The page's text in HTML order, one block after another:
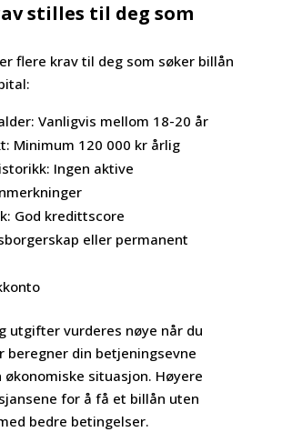
stilles til deg som
flere krav til deg som søker billån
Vanligvis mellom 18-20 år
Minimum 120 000 kr årlig
Ingen aktive
God kredittscore
eller permanent
utgifter vurderes nøye når du
beregner din betjeningsevne
økonomiske situasjon. Høyere
for å få et billån uten
bedre betingelser.